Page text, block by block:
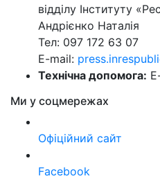
відділу Інституту
Андрієнко Наталія
Тел: 097 172 63 07
E-mail:
Технічна допомога:
Ми у соцмережах
Офіційний сайт
Facebook